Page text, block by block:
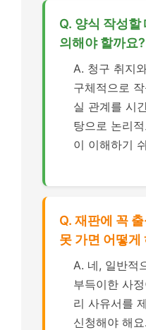
Q. 양식 작성할
의해야 할까요?
A. 청구 취지
구체적으로
실 관계를 시
탕으로 논리
이 이해하기
Q. 재판에 꼭
못 가면 어떻게
A. 네, 일반적
부득이한 사
리 사유서를
신청해야 해